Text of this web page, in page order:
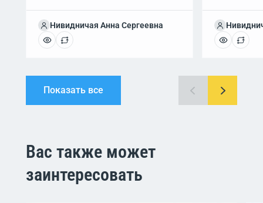
Нивидничая Анна Сергеевна
Показать все
Вас также может
заинтересовать